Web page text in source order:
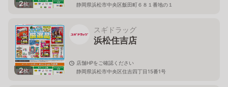
2枚
静岡県浜松市中央区飯田町６８１番地の１
2枚
スギドラッグ
浜松住吉店
店舗HPをご確認ください
静岡県浜松市中央区住吉四丁目15番1号